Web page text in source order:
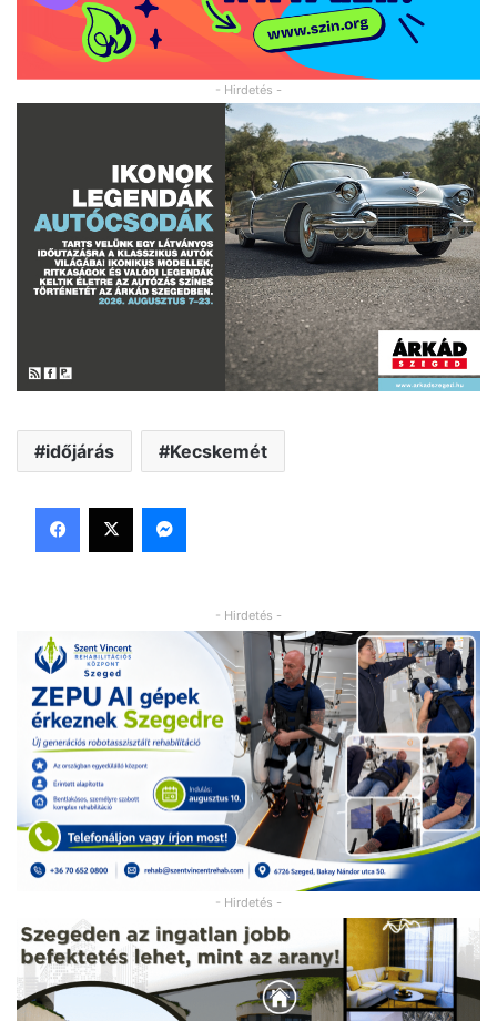
- Hirdetés -
időjárás Kecskemét
Facebook
X Messenger
- Hirdetés -
- Hirdetés -